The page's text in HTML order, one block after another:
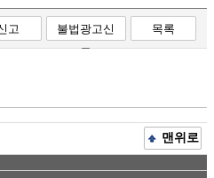
고
불법광고신
고
목록
맨위로